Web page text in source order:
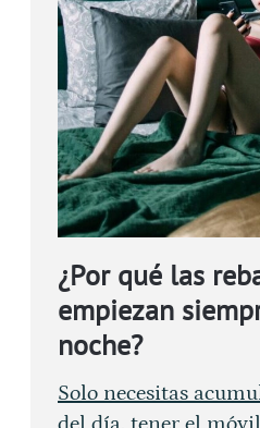
¿Por qué las
empiezan
noche?
Solo necesitas